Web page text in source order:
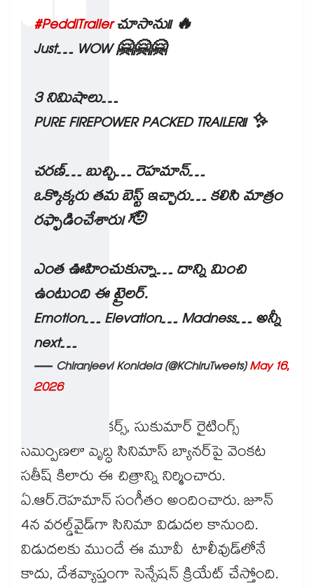
#PeddiTrailerచూసాను!! 🔥
Just… WOW 🤗🤗🤗
3 నిమిషాలు…
PURE FIREPOWER PACKED TRAILER!! ✨
చరణ్… బుచ్చి… రెహమాన్…
ఒక్కొక్కరు తమ బెస్ట్ ఇచ్చారు… కలిసి మాత్రం
రఫ్ఫాడించేశారు! 🫡
ఎంత ఊహించుకున్నా… దాన్ని మించి
ఉంటుంది ఈ ట్రైలర్.
Emotion… Elevation… Madness… అన్నీ
next…
— Chiranjeevi Konidela (@KChiruTweets)May 16,
2026
మైత్రీ మూవీ మేకర్స్, సుకుమార్ రైటింగ్స్
సమర్పణలో వృద్ధి సినిమాస్ బ్యానర్‌‌‌‌పై వెంకట
సతీష్ కిలారు ఈ చిత్రాన్ని నిర్మించారు.
ఏ.ఆర్.రెహమాన్ సంగీతం అందించారు. జూన్
4న వరల్డ్‌‌వైడ్‌‌గా సినిమా విడుదల కానుంది.
విడుదలకు ముందే ఈ మూవీ టాలీవుడ్‌లోనే
కాదు, దేశవ్యాప్తంగా సెన్సేషన్ క్రియేట్ చేస్తోంది.